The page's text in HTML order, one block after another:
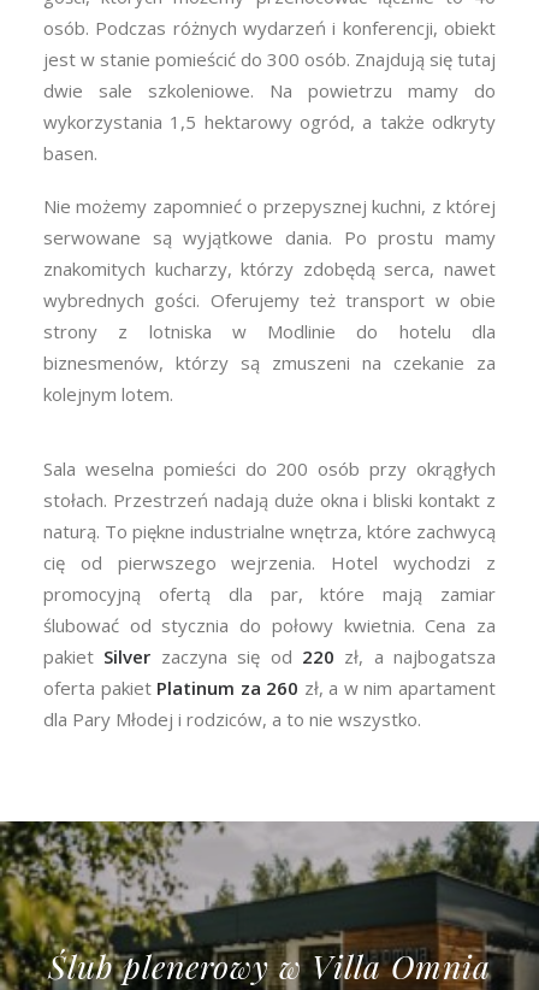
osób. Podczas różnych wydarzeń i konferencji, obiekt
jest w stanie pomieścić do 300 osób. Znajdują się tutaj
dwie sale szkoleniowe. Na powietrzu mamy do
wykorzystania 1,5 hektarowy ogród, a także odkryty
basen.
Nie możemy zapomnieć o przepysznej kuchni, z której
serwowane są wyjątkowe dania. Po prostu mamy
znakomitych kucharzy, którzy zdobędą serca, nawet
wybrednych gości. Oferujemy też transport w obie
strony z lotniska w Modlinie do hotelu dla
biznesmenów, którzy są zmuszeni na czekanie za
kolejnym lotem.
Sala weselna pomieści do 200 osób przy okrągłych
stołach. Przestrzeń nadają duże okna i bliski kontakt z
naturą. To piękne industrialne wnętrza, które zachwycą
cię od pierwszego wejrzenia. Hotel wychodzi z
promocyjną ofertą dla par, które mają zamiar
ślubować od stycznia do połowy kwietnia. Cena za
pakiet Silver zaczyna się od 220 zł, a najbogatsza
oferta pakiet Platinum za 260 zł, a w nim apartament
dla Pary Młodej i rodziców, a to nie wszystko.
Ślub plenerowy w Villa Omnia